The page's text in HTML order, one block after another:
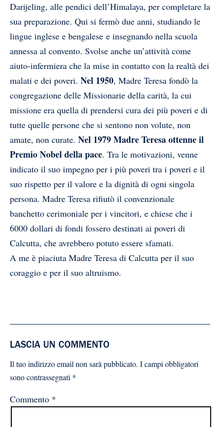
Darijeling, alle pendici dell’Himalaya, per completare la
sua preparazione. Qui si fermò due anni, studiando le
lingue inglese e bengalese e insegnando nella scuola
annessa al convento. Svolse anche un’attività come
aiuto-infermiera che la mise in contatto con la realtà dei
malati e dei poveri. Nel 1950, Madre Teresa fondò la
congregazione delle Missionarie della carità, la cui
missione era quella di prendersi cura dei più poveri e di
tutte quelle persone che si sentono non volute, non
amate, non curate. Nel 1979 Madre Teresa ottenne il
Premio Nobel della pace. Tra le motivazioni, venne
indicato il suo impegno per i più poveri tra i poveri e il
suo rispetto per il valore e la dignità di ogni singola
persona. Madre Teresa rifiutò il convenzionale
banchetto cerimoniale per i vincitori, e chiese che i
6000 dollari di fondi fossero destinati ai poveri di
Calcutta, che avrebbero potuto essere sfamati.
A me è piaciuta Madre Teresa di Calcutta per il suo
coraggio e per il suo altruismo.
LASCIA UN COMMENTO
Il tuo indirizzo email non sarà pubblicato. I campi obbligatori
sono contrassegnati *
Commento *